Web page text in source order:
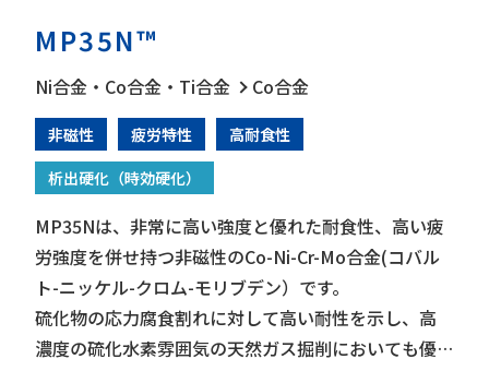
MP35N™
Ni合金・Co合金・Ti合金 Co合金
非磁性 疲労特性
高耐食性
析出硬化（時効硬化）
MP35Nは、非常に高い強度と優れた耐食性、高い疲
労強度を併せ持つ非磁性のCo-Ni-Cr-Mo合金(コバル
ト-ニッケル-クロム-モリブデン）です。
硫化物の応力腐食割れに対して高い耐性を示し、高
濃度の硫化水素雰囲気の天然ガス掘削においても優